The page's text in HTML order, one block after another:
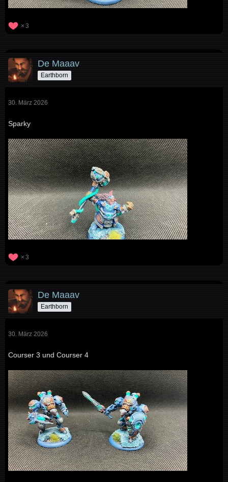
3
De Maaav
Earthborn
30. März 2026
Sparky
3
De Maaav
Earthborn
30. März 2026
Courser 3 und Courser 4